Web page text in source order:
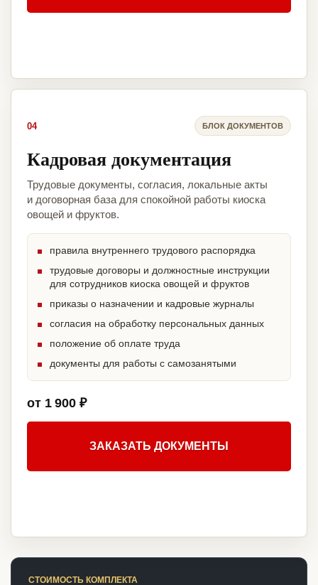
04 БЛОК ДОКУМЕНТОВ
Кадровая документация
Трудовые документы, согласия, локальные акты
и договорная база для спокойной работы киоска
овощей и фруктов.
правила внутреннего трудового распорядка
трудовые договоры и должностные инструкции
для сотрудников киоска овощей и фруктов
приказы о назначении и кадровые журналы
согласия на обработку персональных данных
положение об оплате труда
документы для работы с самозанятыми
от 1 900 ₽
ЗАКАЗАТЬ ДОКУМЕНТЫ
СТОИМОСТЬ КОМПЛЕКТА